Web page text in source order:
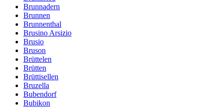
Brunnadern
Brunnen
Brunnenthal
Brusino Arsizio
Brusio
Bruson
Brüttelen
Brütten
Brüttisellen
Bruzella
Bubendorf
Bubikon